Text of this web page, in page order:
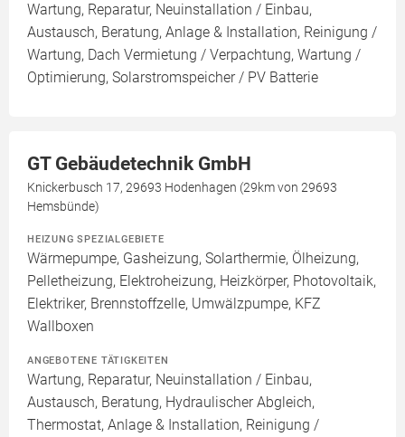
Wartung, Reparatur, Neuinstallation / Einbau,
Austausch, Beratung, Anlage & Installation, Reinigung /
Wartung, Dach Vermietung / Verpachtung, Wartung /
Optimierung, Solarstromspeicher / PV Batterie
GT Gebäudetechnik GmbH
Knickerbusch 17, 29693 Hodenhagen (29km von 29693
Hemsbünde)
HEIZUNG SPEZIALGEBIETE
Wärmepumpe, Gasheizung, Solarthermie, Ölheizung,
Pelletheizung, Elektroheizung, Heizkörper, Photovoltaik,
Elektriker, Brennstoffzelle, Umwälzpumpe, KFZ
Wallboxen
ANGEBOTENE TÄTIGKEITEN
Wartung, Reparatur, Neuinstallation / Einbau,
Austausch, Beratung, Hydraulischer Abgleich,
Thermostat, Anlage & Installation, Reinigung /